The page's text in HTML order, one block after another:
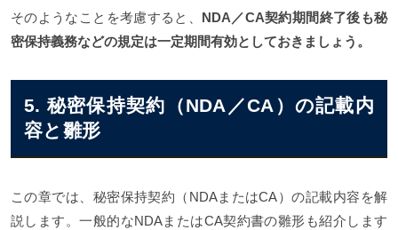
そのようなことを考慮すると、 NDA／CA契約期間終了後も秘
密保持義務などの規定は一定期間有効としておきましょう。
5. 秘密保持契約（NDA／CA）の記載内
容と雛形
この章では、秘密保持契約（NDAまたはCA）の記載内容を解
説します。一般的なNDAまたはCA契約書の雛形も紹介します